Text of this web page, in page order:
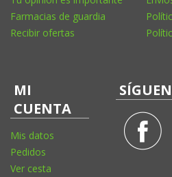
Farmacias de guardia
Recibir ofertas
MI
CUENTA
Mis datos
Pedidos
Ver cesta